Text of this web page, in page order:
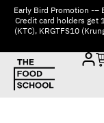
Early Bird Promotion -–
Credit card holders get
(KTC), KRGTFS10